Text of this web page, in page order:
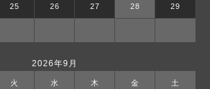
25 26 27 28 29
2026年9月
火 水 木 金 土